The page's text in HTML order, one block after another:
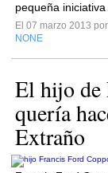
pequeña iniciativa
El 07 marzo 2013 por
NONE
El hijo de
quería
Extraño